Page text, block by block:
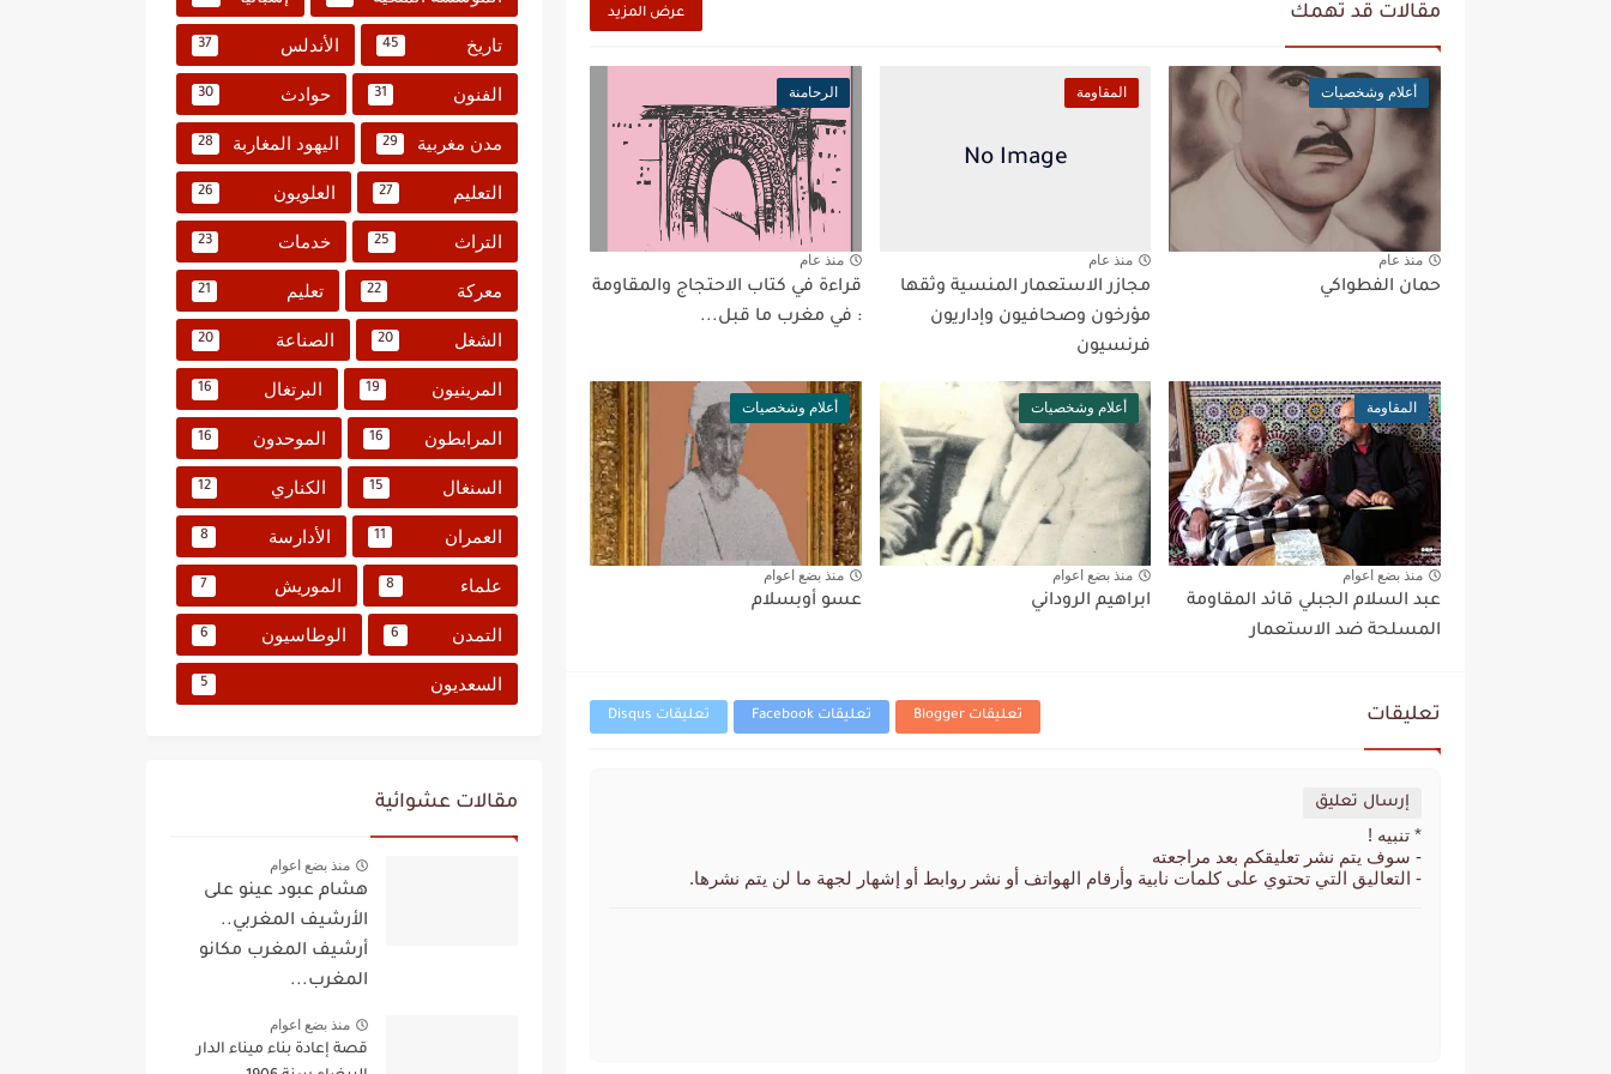
مقالات قد تهمك عرض المزيد
أعلام وشخصيات
منذ عام
حمان الفطواكي
المقاومة
منذ عام
مجازر الاستعمار المنسية وثقها
مؤرخون وصحافيون وإداريون
فرنسيون
الرحامنة
منذ عام
قراءة في كتاب الاحتجاج والمقاومة
: في مغرب ما قبل...
المقاومة
منذ بضع اعوام
عبد السلام الجبلي قائد المقاومة
المسلحة ضد الاستعمار
أعلام وشخصيات
منذ بضع اعوام
ابراهيم الروداني
أعلام وشخصيات
منذ بضع اعوام
عسو أوبسلام
تعليقات تعليقات Blogger تعليقات Facebook تعليقات Disqus
إرسال تعليق
* تنبيه !
- سوف يتم نشر تعليقكم بعد مراجعته
- التعاليق التي تحتوي على كلمات نابية وأرقام الهواتف أو نشر روابط أو إشهار لجهة ما لن يتم نشرها.
تاريخ 45 الأندلس 37
الفنون 31 حوادث 30
مدن مغربية 29 اليهود المغاربة 28
التعليم 27 العلويون 26
التراث 25 خدمات 23
معركة 22 تعليم 21
الشغل 20 الصناعة 20
المرينيون 19 البرتغال 16
المرابطون 16 الموحدون 16
السنغال 15 الكناري 12
العمران 11 الأدارسة 8
علماء 8 الموريش 7
التمدن 6 الوطاسيون 6
السعديون 5
مقالات عشوائية
منذ بضع اعوام
هشام عبود عينو على
الأرشيف المغربي..
أرشيف المغرب مكانو
المغرب...
منذ بضع اعوام
قصة إعادة بناء ميناء الدار